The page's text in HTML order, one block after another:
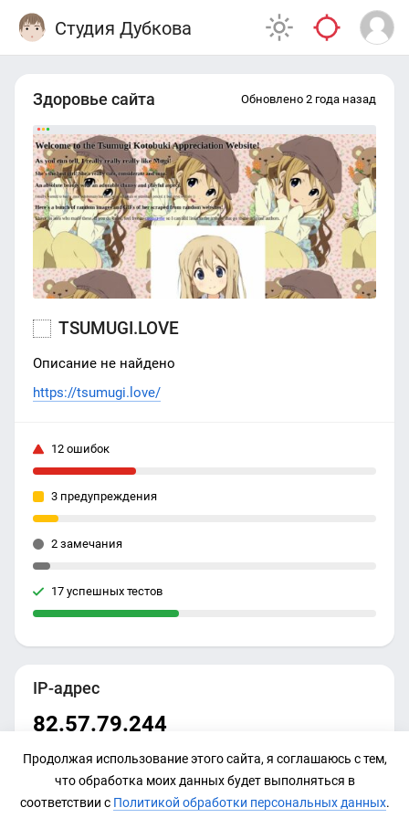
Студия Дубкова
IP-адрес
82.57.79.244
Здоровье сайта Обновлено 2 года назад
TSUMUGI.LOVE
Описание не найдено
https://tsumugi.love/
12 ошибок
3 предупреждения
2 замечания
17 успешных тестов
Продолжая использование этого сайта, я соглашаюсь с тем,
что обработка моих данных будет выполняться в
соответствии с Политикой обработки персональных данных.